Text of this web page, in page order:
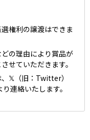
権利の譲渡はできま
の理由により賞品が
せていただきます。
𝕏（旧：Twitter）
連絡いたします。